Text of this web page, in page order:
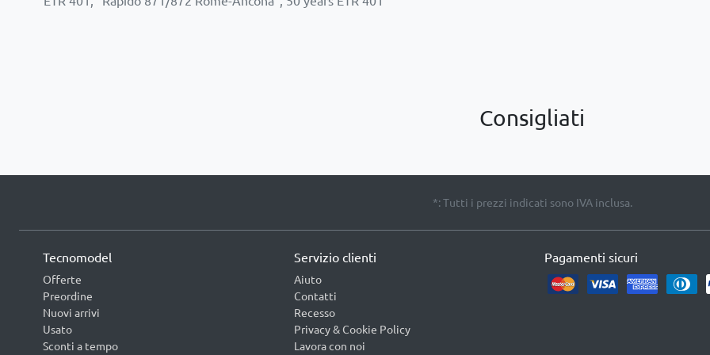
Consigliati
*: Tutti i prezzi indicati sono IVA inclusa.
Tecnomodel
Offerte
Preordine
Nuovi arrivi
Usato
Sconti a tempo
Servizio clienti
Aiuto
Contatti
Recesso
Privacy & Cookie Policy
Lavora con noi
Pagamenti sicuri